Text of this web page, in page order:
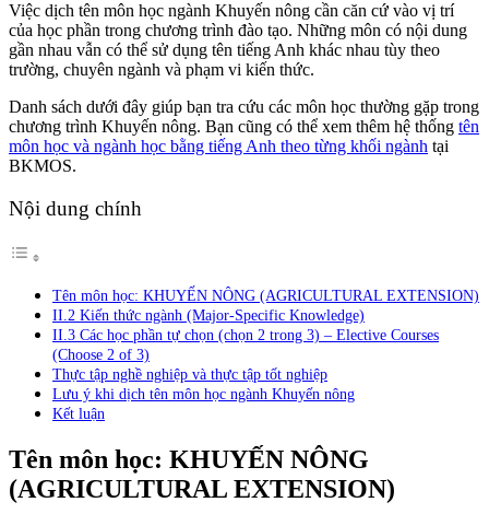
Việc dịch tên môn học ngành Khuyến nông cần căn cứ vào vị trí
của học phần trong chương trình đào tạo. Những môn có nội dung
gần nhau vẫn có thể sử dụng tên tiếng Anh khác nhau tùy theo
trường, chuyên ngành và phạm vi kiến thức.
Danh sách dưới đây giúp bạn tra cứu các môn học thường gặp trong
chương trình Khuyến nông. Bạn cũng có thể xem thêm hệ thống tên
môn học và ngành học bằng tiếng Anh theo từng khối ngành tại
BKMOS.
Nội dung chính
Tên môn học: KHUYẾN NÔNG (AGRICULTURAL EXTENSION)
II.2 Kiến thức ngành (Major-Specific Knowledge)
II.3 Các học phần tự chọn (chọn 2 trong 3) – Elective Courses
(Choose 2 of 3)
Thực tập nghề nghiệp và thực tập tốt nghiệp
Lưu ý khi dịch tên môn học ngành Khuyến nông
Kết luận
Tên môn học: KHUYẾN NÔNG
(AGRICULTURAL EXTENSION)